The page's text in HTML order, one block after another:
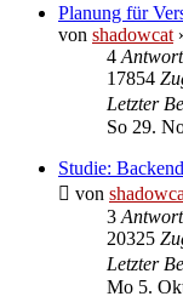
Planung für
von shadowcat
4
17854
Letzter
So 29.
Studie:
von
3
20325
Letzter
Mo 5.